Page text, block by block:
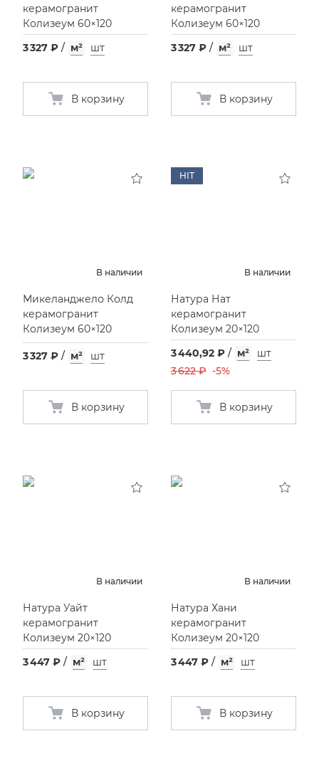
керамогранит
Колизеум 60×120
3 327 ₽ / м² шт
В корзину
керамогранит
Колизеум 60×120
3 327 ₽ / м² шт
В корзину
В наличии
Микеланджело Колд
керамогранит
Колизеум 60×120
3 327 ₽ / м² шт
В корзину
HIT
В наличии
Натура Нат
керамогранит
Колизеум 20×120
3 440,92 ₽ / м²
шт
3 622 ₽ -5%
В корзину
В наличии
Натура Уайт
керамогранит
Колизеум 20×120
3 447 ₽ / м² шт
В корзину
В наличии
Натура Хани
керамогранит
Колизеум 20×120
3 447 ₽ / м² шт
В корзину